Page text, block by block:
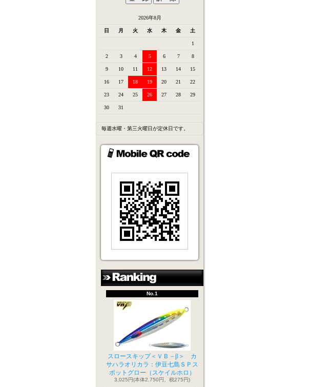
2026年8月
日 月 火 水 木 金 土
1
2 3 4 5 6 7 8
9 10 11 12 13 14 15
16 17 18 19 20 21 22
23 24 25 26 27 28 29
30 31
毎週水曜・第三火曜日が定休日です。
No.1
スロースキップ＜ＶＢ－β＞ カ
サハラオリカラ：伊豆七島ＳＰス
ポットグロー（スケイルホロ）
3,025円(本体2,750円、税275円)